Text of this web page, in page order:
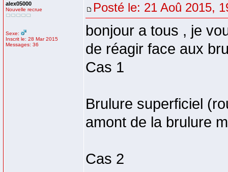
alex05000
Nouvelle recrue
Sexe:
Inscrit le: 28 Mar 2015
Messages: 36
Posté le: 21 Aoû 2015,
bonjour a tous , je
de réagir face aux
Cas 1
Brulure superficiel
amont de la brulure
Cas 2